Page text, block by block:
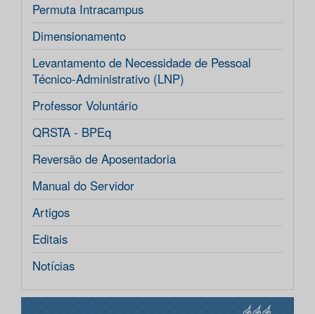
Permuta Intracampus
Dimensionamento
Levantamento de Necessidade de Pessoal
Técnico-Administrativo (LNP)
Professor Voluntário
QRSTA - BPEq
Reversão de Aposentadoria
Manual do Servidor
Artigos
Editais
Notícias